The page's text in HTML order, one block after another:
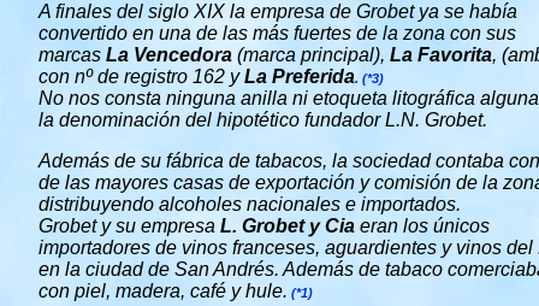
A finales del siglo XIX la empresa de Grobet ya se había
convertido en una de las más fuertes de la zona con sus
marcas La Vencedora (marca principal), La Favorita,
con nº de registro 162 yLa Preferida. (*3)
No nos consta ninguna anilla ni etoqueta litográfica
la denominación del hipotético fundador L.N. Grobet.
Además de su fábrica de tabacos, la sociedad contaba
de las mayores casas de exportación y comisión de la
distribuyendo alcoholes nacionales e importados.
Grobet y su empresa L. Grobet y Cia eran los únicos
importadores de vinos franceses, aguardientes y vinos del
en la ciudad de San Andrés. Además de tabaco
con piel, madera, café y hule. (*1)